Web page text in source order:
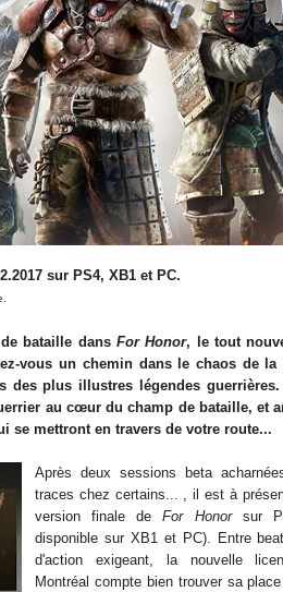
.2017 sur PS4, XB1 et PC.
bataille dans For Honor, le tout
vous un chemin dans le chaos de la
des plus illustres légendes guerrières.
au cœur du champ de bataille, et
se mettront en travers de votre route...
Après deux sessions beta
traces chez certains... , i l est à
version finale deFor Honorsur
disponible sur XB1et PC). Entre
d'action exigeant, la nouvelle
Montréal compte bien trouver sa